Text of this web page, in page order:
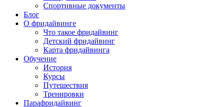
Спортивные документы
Блог
О фридайвинге
Что такое фридайвинг
Детский фридайвинг
Карта фридайвинга
Обучение
История
Курсы
Путешествия
Тренировки
Парафридайвинг